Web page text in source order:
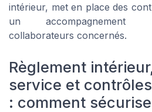
intérieur, met en place des
un accompagnement
collaborateurs concernés.
Règlement
service et
: comment